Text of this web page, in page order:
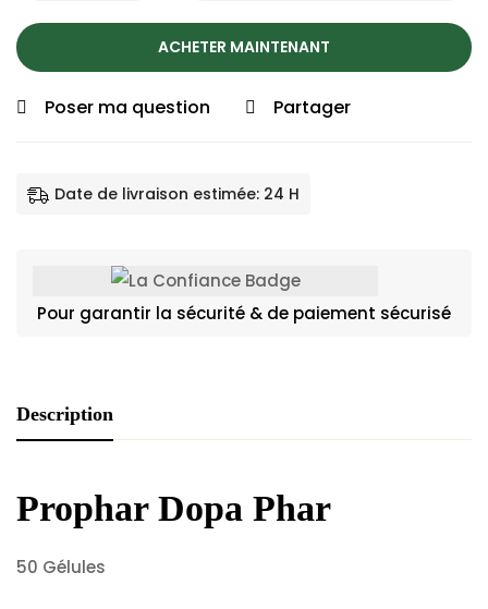
ACHETER MAINTENANT
Poser ma question Partager
Date de livraison estimée: 24 H
Pour garantir la sécurité & de paiement sécurisé
Description
Prophar Dopa Phar
50 Gélules